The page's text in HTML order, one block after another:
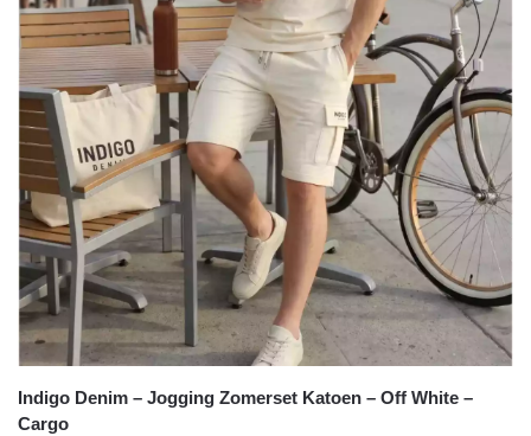
Indigo Denim – Jogging Zomerset Katoen – Off White –
Cargo